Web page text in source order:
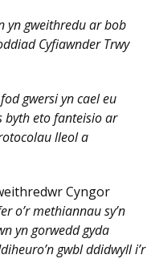
yn gweithredu ar bob
Cyfiawnder Trwy
gwersi yn cael eu
byth eto fanteisio ar
lleol a
Cyngor
o’r methiannau sy’n
yn gorwedd gyda
gwbl ddidwyll i’r